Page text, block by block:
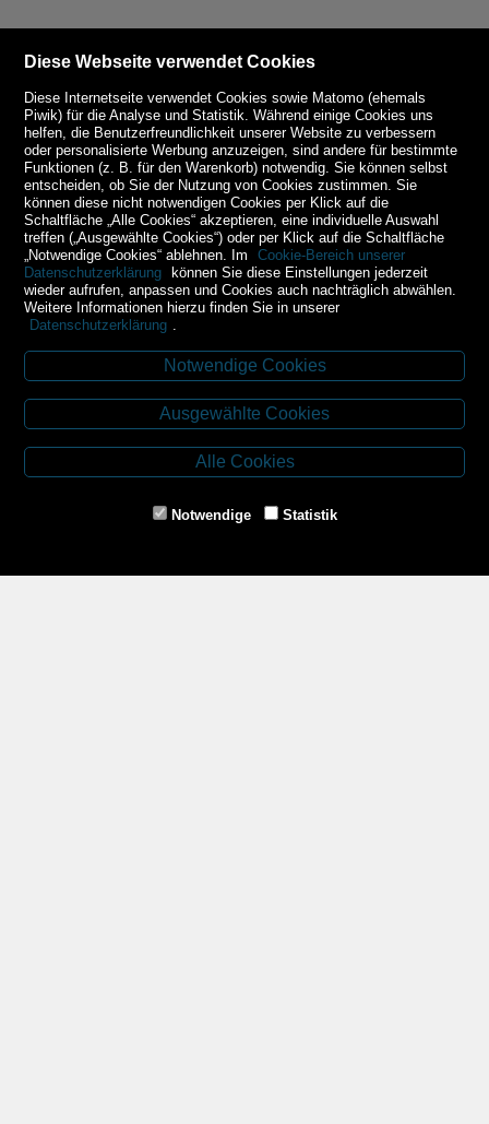
Kontakt
Budweiser Str. 3
3943 Schrems
Tel.: 02853/77239
E-Mail: schrems@spazierer.at
Diese Webseite verwendet Cookies
Diese Internetseite verwendet Cookies sowie Matomo (ehemals
Piwik) für die Analyse und Statistik. Während einige Cookies uns
helfen, die Benutzerfreundlichkeit unserer Website zu verbessern
oder personalisierte Werbung anzuzeigen, sind andere für bestimmte
Funktionen (z. B. für den Warenkorb) notwendig. Sie können selbst
entscheiden, ob Sie der Nutzung von Cookies zustimmen. Sie
können diese nicht notwendigen Cookies per Klick auf die
Schaltfläche „Alle Cookies“ akzeptieren, eine individuelle Auswahl
treffen („Ausgewählte Cookies“) oder per Klick auf die Schaltfläche
„Notwendige Cookies“ ablehnen. Im
Cookie-Bereich unserer
Datenschutzerklärung können Sie diese Einstellungen jederzeit
wieder aufrufen, anpassen und Cookies auch nachträglich abwählen.
Weitere Informationen hierzu finden Sie in unserer
Datenschutzerklärung
Notwendige Cookies
Ausgewählte Cookies
Alle Cookies
Notwendige Statistik